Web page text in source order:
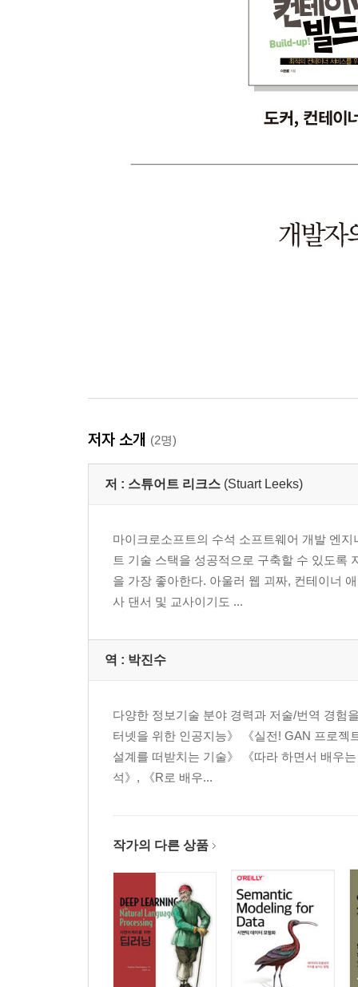
저자 소개 (2명)
저 : 스튜어트 리크스 (Stuart Leeks)
마이크로소프트의 수석 소프트웨어 개발 엔
트 기술 스택을 성공적으로 구축할 수 있도록
을 가장 좋아한다. 아울러 웹 괴짜, 컨테이너
사 댄서 및 교사이기도 ...
역 : 박진수
다양한 정보기술 분야 경력과 저술/번역 경험
터넷을 위한 인공지능》 《실전! GAN 프로
설계를 떠받치는 기술》 《따라 하면서 배우
석》, 《R로 배우...
작가의 다른 상품